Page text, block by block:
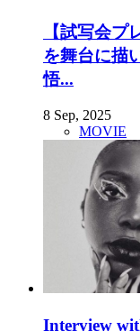
【試写会
を舞台に描
悟...
8 Sep, 2025
MOVIE
Interview